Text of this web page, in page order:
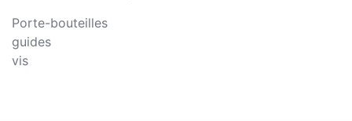
Porte-bouteilles
guides
vis